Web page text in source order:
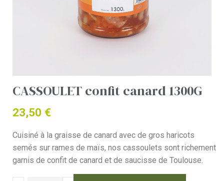
CASSOULET confit canard 1300G
23,50 €
Cuisiné à la graisse de canard avec de gros haricots
semés sur rames de maïs, nos cassoulets sont richement
garnis de confit de canard et de saucisse de Toulouse.